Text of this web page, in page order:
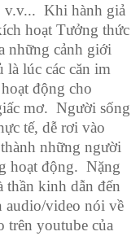
v.v... Khi hành giả
hoạt Tưởng thức
những cảnh giới
là lúc các căn im
động cho
mơ. Người sống
tế, dễ rơi vào
những người
hoạt động. Nặng
thần kinh dẫn đến
video nói về
trên youtube của